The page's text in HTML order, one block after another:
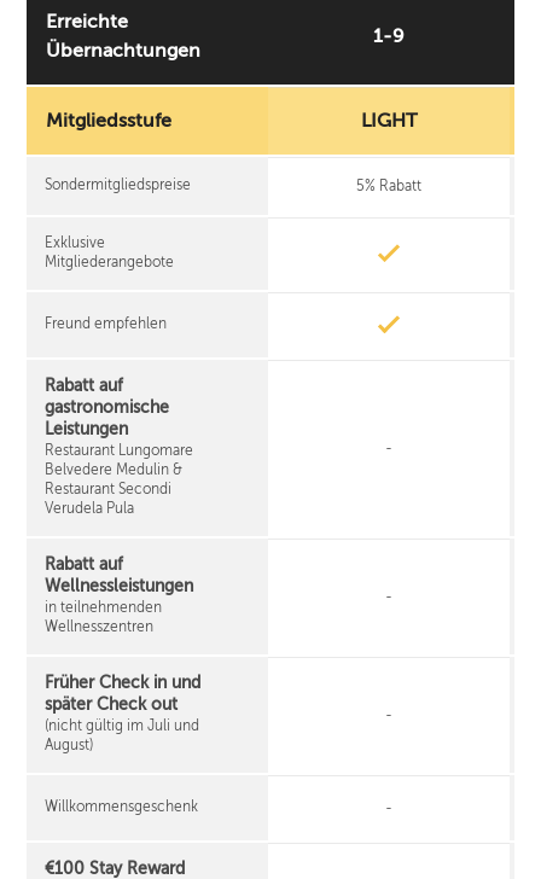
Erreichte
Übernachtungen
1-9
Mitgliedsstufe LIGHT
Sondermitgliedspreise 5% Rabatt
Exklusive
Mitgliederangebote
Freund empfehlen
Rabatt auf
gastronomische
Leistungen
Restaurant Lungomare
Belvedere Medulin &
Restaurant Secondi
Verudela Pula
-
Rabatt auf
Wellnessleistungen
in teilnehmenden
Wellnesszentren
-
Früher Check in und
später Check out
(nicht gültig im Juli und
August)
-
Willkommensgeschenk -
€100 Stay Reward